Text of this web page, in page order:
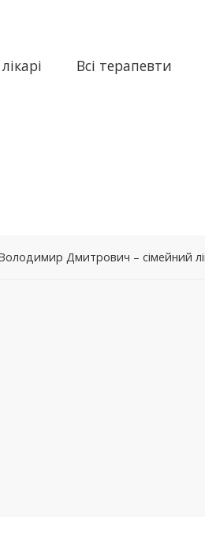
Всі терапевти
Дмитрович – сімейний